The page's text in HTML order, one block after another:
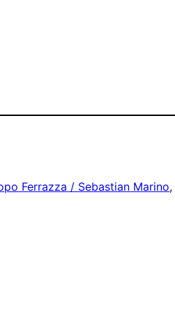
Ferrazza / Sebastian Marino,